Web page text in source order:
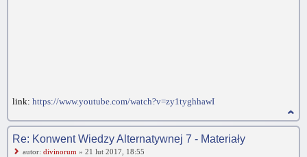
link: https://www.youtube.com/watch?v=zy1tyghhawI
Re: Konwent Wiedzy Alternatywnej 7 - Materiały
autor: divinorum » 21 lut 2017, 18:55